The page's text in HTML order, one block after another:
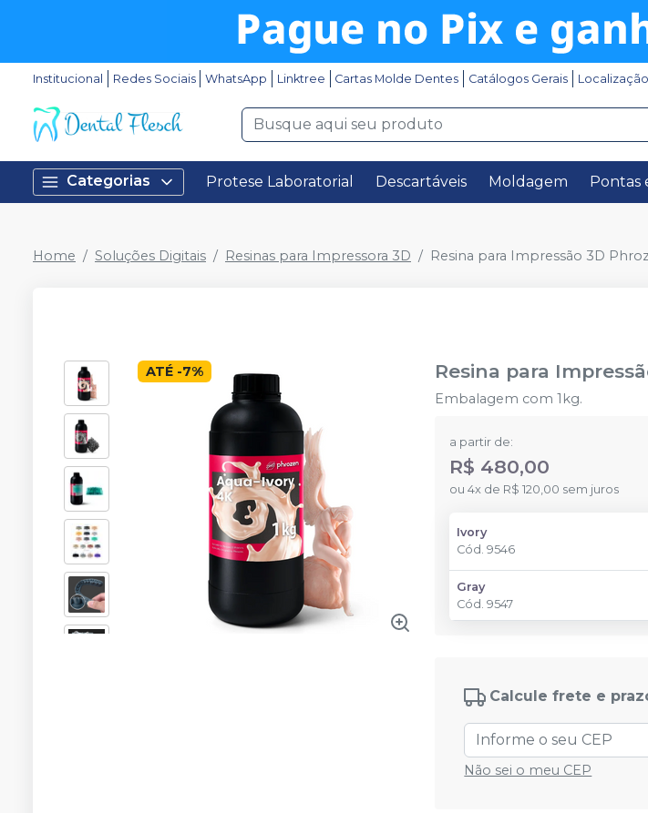
Institucional Redes Sociais WhatsApp Linktree Cartas Molde Dentes Catálogos Gerais
Categorias Protese Laboratorial Descartáveis Moldagem Pontas
Home Soluções Digitais Resinas para Impressora 3D Resina para Impressão 3D
ATÉ -7% Resina para
Embalagem com 1kg.
a partir de:
R$ 480,00
ou 4x de R$ 120,00 sem juros
Ivory
Cód.9546
Gray
Cód.9547
Calcule frete e
Não sei o meu CEP